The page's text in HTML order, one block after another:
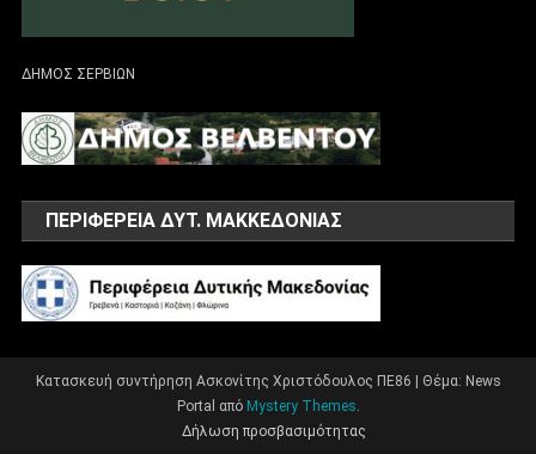
ΔΗΜΟΣ ΣΕΡΒΙΩΝ
ΠΕΡΙΦΕΡΕΙΑ ΔΥΤ. ΜΑΚΚΕΔΟΝΙΑΣ
Κατασκευή συντήρηση Ασκονίτης Χριστόδουλος ΠΕ86 | Θέμα: News
Portal από Mystery Themes.
Δήλωση προσβασιμότητας